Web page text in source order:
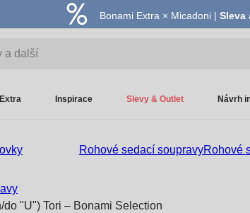
Bonami Extra × Micadoni | Sleva
Summer Sale |Ušetřete až
Inspirace Slevy & Outlet Návrh
Rohové sedací soupravyRohové